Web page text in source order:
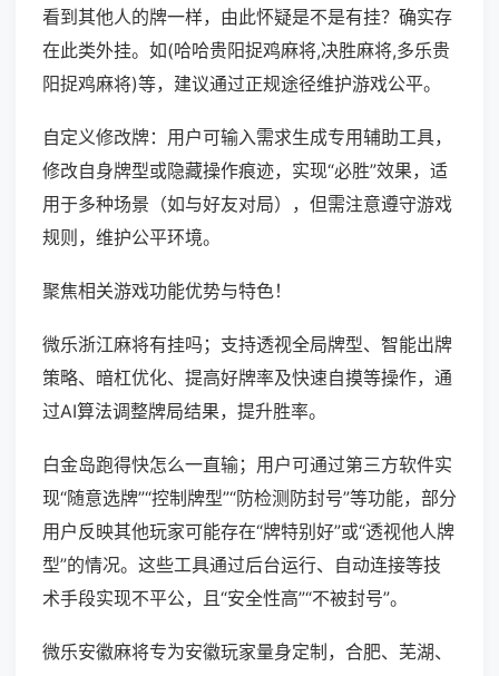
看到其他人的牌一样，由此怀疑是不是有挂？确实存
在此类外挂。如(哈哈贵阳捉鸡麻将,决胜麻将,多乐贵
阳捉鸡麻将)等，建议通过正规途径维护游戏公平。
自定义修改牌：用户可输入需求生成专用辅助工具，
修改自身牌型或隐藏操作痕迹，实现“必胜”效果，适
用于多种场景（如与好友对局），但需注意遵守游戏
规则，维护公平环境。
聚焦相关游戏功能优势与特色！
微乐浙江麻将有挂吗；支持透视全局牌型、智能出牌
策略、暗杠优化、提高好牌率及快速自摸等操作，通
过AI算法调整牌局结果，提升胜率。
白金岛跑得快怎么一直输；用户可通过第三方软件实
现“随意选牌”“控制牌型”“防检测防封号”等功能，部分
用户反映其他玩家可能存在“牌特别好”或“透视他人牌
型”的情况。这些工具通过后台运行、自动连接等技
术手段实现不平公，且“安全性高”“不被封号”。
微乐安徽麻将专为安徽玩家量身定制，合肥、芜湖、